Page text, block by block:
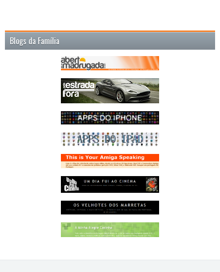
Blogs da Família